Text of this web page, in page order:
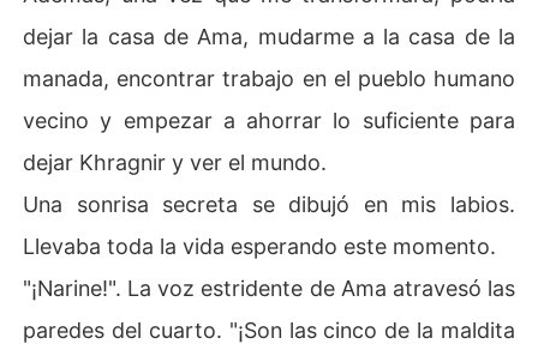
dejar la casa de Ama, mudarme a la casa de la
manada, encontrar trabajo en el pueblo humano
vecino y empezar a ahorrar lo suficiente para
dejar Khragnir y ver el mundo.
Una sonrisa secreta se dibujó en mis labios.
Llevaba toda la vida esperando este momento.
"¡Narine!". La voz estridente de Ama atravesó las
paredes del cuarto. "¡Son las cinco de la maldita